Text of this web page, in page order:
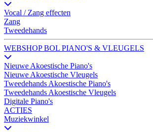
Vocal / Zang effecten
Zang
Tweedehands
WEBSHOP BOL PIANO'S & VLEUGELS
Nieuwe Akoestische Piano's
Nieuwe Akoestische Vleugels
Tweedehands Akoestische Piano's
Tweedehands Akoestische Vleugels
Digitale Piano's
ACTIES
Muziekwinkel